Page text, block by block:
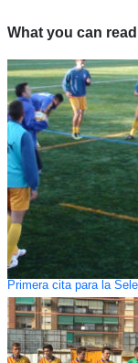
What you can
Primera cita para la